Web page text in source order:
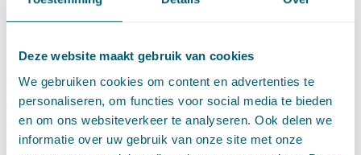
Deze website maakt gebruik van cookies
We gebruiken cookies om content en advertenties te
personaliseren, om functies voor social media te bieden
en om ons websiteverkeer te analyseren. Ook delen we
informatie over uw gebruik van onze site met onze
Cassatievlog #106 is ook inpodcastvorm beschikbaar.